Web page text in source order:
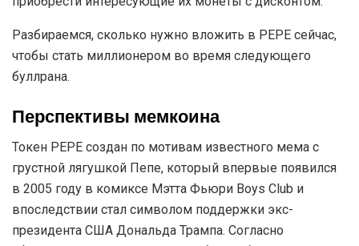
Масштабный обвал рынка часто заставляет новичков
паниковать и поспешно распродавать свои активы.
события как возможность сформировать надежный
среднесрочный или долгосрочный портфель и
приобрести интересующие их монеты с дисконтом.
чтобы стать миллионером во время следующего